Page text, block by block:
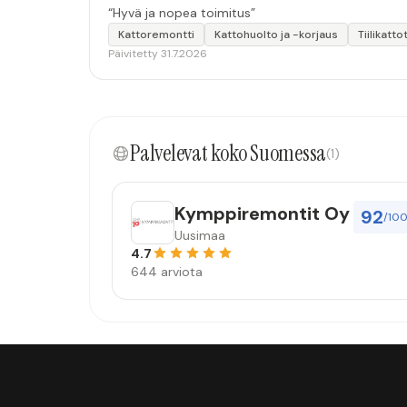
“Hyvä ja nopea toimitus”
Kattoremontti Kattohuolto ja -korjaus
Päivitetty 31.7.2026
Palvelevat koko Suomessa(1)
92/100
Kymppiremontit Oy
Uusimaa
4.7
644 arviota